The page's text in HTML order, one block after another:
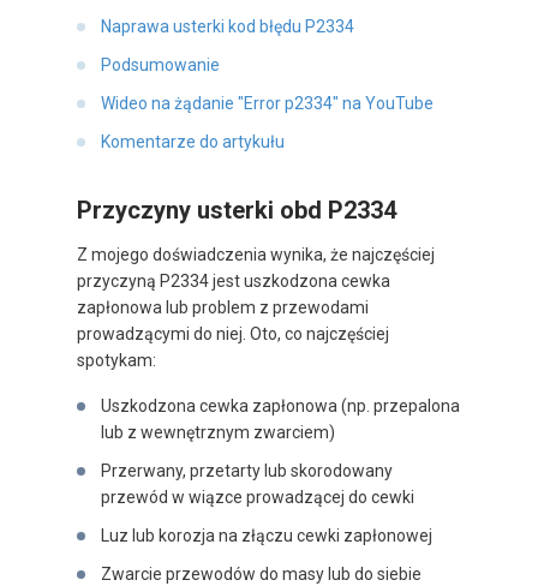
Naprawa usterki kod błędu P2334
Podsumowanie
Wideo na żądanie "Error p2334" na YouTube
Komentarze do artykułu
Przyczyny usterki obd P2334
Z mojego doświadczenia wynika, że najczęściej
przyczyną P2334 jest uszkodzona cewka
zapłonowa lub problem z przewodami
prowadzącymi do niej. Oto, co najczęściej
spotykam:
Uszkodzona cewka zapłonowa (np. przepalona
lub z wewnętrznym zwarciem)
Przerwany, przetarty lub skorodowany
przewód w wiązce prowadzącej do cewki
Luz lub korozja na złączu cewki zapłonowej
Zwarcie przewodów do masy lub do siebie